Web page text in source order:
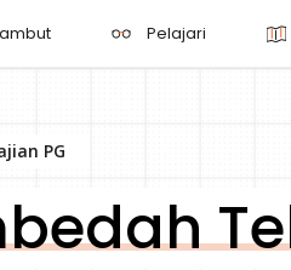
Pelajari
PG